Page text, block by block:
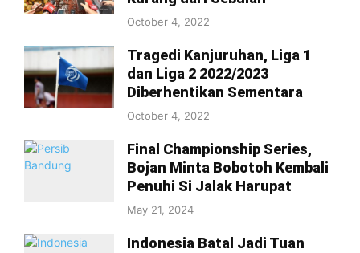
October 4, 2022
Tragedi Kanjuruhan, Liga 1
dan Liga 2 2022/2023
Diberhentikan Sementara
October 4, 2022
Final Championship Series,
Bojan Minta Bobotoh Kembali
Penuhi Si Jalak Harupat
May 21, 2024
Indonesia Batal Jadi Tuan